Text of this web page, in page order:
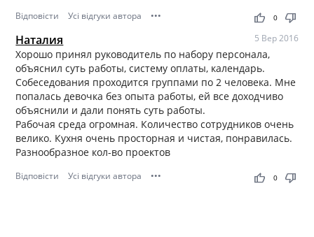
Відповісти Усі відгуки автора ••• thumb_up thumb_down
0
Наталия 5 Вер 2016
Хорошо принял руководитель по набору персонала,
объяснил суть работы, систему оплаты, календарь.
Собеседования проходится группами по 2 человека. Мне
попалась девочка без опыта работы, ей все доходчиво
объяснили и дали понять суть работы.
Рабочая среда огромная. Количество сотрудников очень
велико. Кухня очень просторная и чистая, понравилась.
Разнообразное кол-во проектов
Відповісти Усі відгуки автора ••• thumb_up thumb_down
0